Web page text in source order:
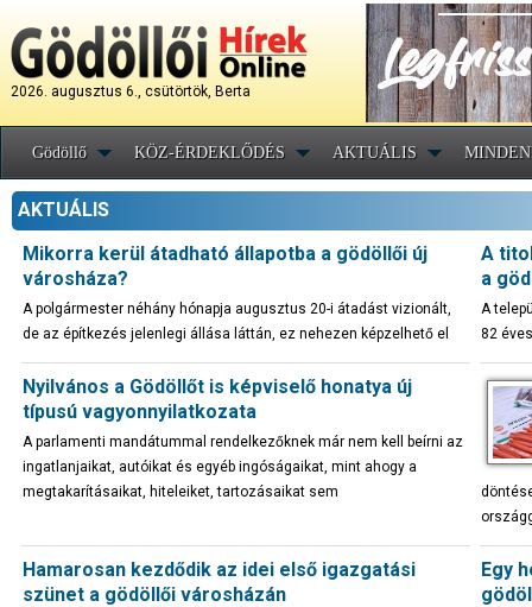
2026. augusztus 6., csütörtök, Berta
Gödöllő KÖZ-ÉRDEKLŐDÉS AKTUÁLIS
AKTUÁLIS
Mikorra kerül átadható állapotba a gödöllői új
városháza?
A polgármester néhány hónapja augusztus 20-i átadást vizionált,
de az építkezés jelenlegi állása láttán, ez nehezen képzelhető el
A
a
A
82
Nyilvános a Gödöllőt is képviselő honatya új
típusú vagyonnyilatkozata
A parlamenti mandátummal rendelkezőknek már nem kell beírni az
ingatlanjaikat, autóikat és egyéb ingóságaikat, mint ahogy a
megtakarításaikat, hiteleiket, tartozásaikat sem
Hamarosan kezdődik az idei első igazgatási
szünet a gödöllői városházán
Egy